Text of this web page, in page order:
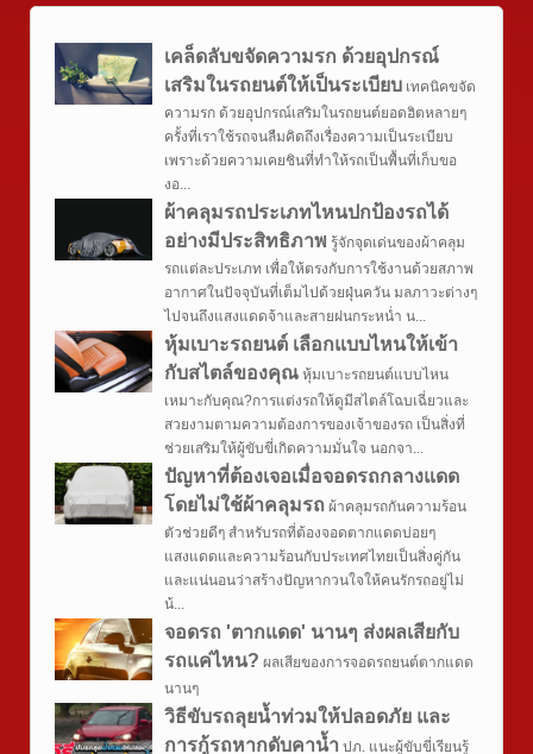
เคล็ดลับขจัดความรก ด้วยอุปกรณ์
เสริมในรถยนต์ให้เป็นระเบียบเทคนิคขจัด
ความรก ด้วยอุปกรณ์เสริมในรถยนต์ยอดฮิตหลายๆ
ครั้งที่เราใช้รถจนลืมคิดถึงเรื่องความเป็นระเบียบ
เพราะด้วยความเคยชินที่ทำให้รถเป็นพื้นที่เก็บขอ
งอ...
ผ้าคลุมรถประเภทไหนปกป้องรถได้
อย่างมีประสิทธิภาพ รู้จักจุดเด่นของผ้าคลุม
รถแต่ละประเภท เพื่อให้ตรงกับการใช้งานด้วยสภาพ
อากาศในปัจจุบันที่เต็มไปด้วยฝุ่นควัน มลภาวะต่างๆ
ไปจนถึงแสงแดดจ้าและสายฝนกระหน่ำ น...
หุ้มเบาะรถยนต์ เลือกแบบไหนให้เข้า
กับสไตล์ของคุณหุ้มเบาะรถยนต์แบบไหน
เหมาะกับคุณ?การแต่งรถให้ดูมีสไตล์โฉบเฉี่ยวและ
สวยงามตามความต้องการของเจ้าของรถ เป็นสิ่งที่
ช่วยเสริมให้ผู้ขับขี่เกิดความมั่นใจ นอกจา...
ปัญหาที่ต้องเจอเมื่อจอดรถกลางแดด
โดยไม่ใช้ผ้าคลุมรถ ผ้าคลุมรถกันความร้อน
ตัวช่วยดีๆ สำหรับรถที่ต้องจอดตากแดดบ่อยๆ
แสงแดดและความร้อนกับประเทศไทยเป็นสิ่งคู่กัน
และแน่นอนว่าสร้างปัญหากวนใจให้คนรักรถอยู่ไม่
น้...
จอดรถ 'ตากแดด' นานๆ ส่งผลเสียกับ
รถแค่ไหน? ผลเสียของการจอดรถยนต์ตากแดด
นานๆ
วิธีขับรถลุยน้ำท่วมให้ปลอดภัย และ
การกู้รถหากดับคาน้ำ ปภ.​ ​แนะผู้ขับขี่เรียนรู้